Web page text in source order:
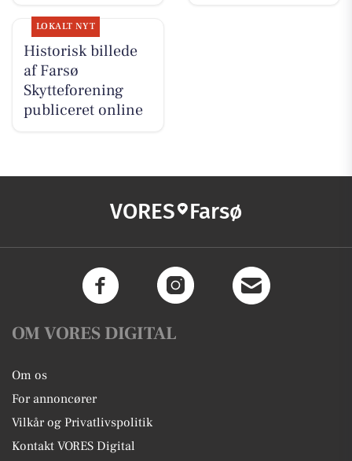
LOKALT NYT
Historisk billede
af Farsø
Skytteforening
publiceret online
VORES Farsø
OM VORES DIGITAL
Om os
For annoncører
Vilkår og Privatlivspolitik
Kontakt VORES Digital